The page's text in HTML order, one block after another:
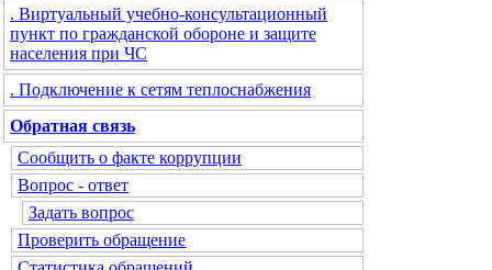
. Виртуальный учебно-консультационный
пункт по гражданской обороне и защите
населения при ЧС
. Подключение к сетям теплоснабжения
Обратная связь
Сообщить о факте коррупции
Вопрос - ответ
Задать вопрос
Проверить обращение